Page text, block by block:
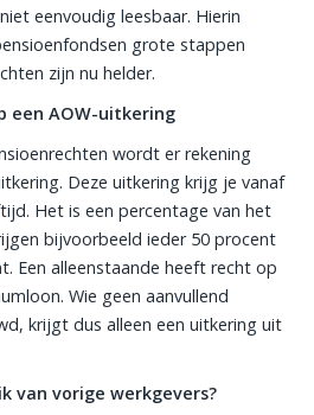
eenvoudig leesbaar. Hierin
grote stappen
zijn nu helder.
een AOW-uitkering
wordt er rekening
Deze uitkering krijg je vanaf
Het is een percentage van het
bijvoorbeeld ieder 50 procent
Een alleenstaande heeft recht op
Wie geen aanvullend
krijgt dus alleen een uitkering uit
van vorige werkgevers?